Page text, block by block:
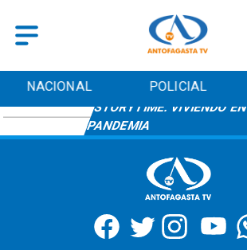
NACIONAL POLICIAL
STORYTIME: VIVIENDO EN
PANDEMIA